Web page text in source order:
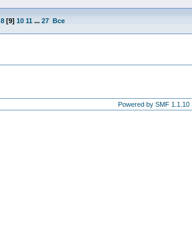
8[9] 10 11 ... 27 Все
Powered by SMF 1.1.10